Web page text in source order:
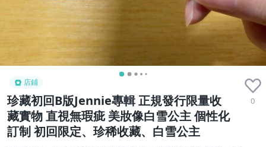
店鋪
珍藏初回B版Jennie專輯 正規發行限量收
藏實物 直視無瑕疵 美妝像白雪公主 個性化
訂制 初回限定、珍稀收藏、白雪公主
0